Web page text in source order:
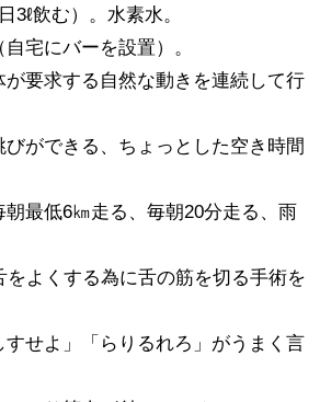
3ℓ飲む）。水素水。
宅にバーを設置）。
要求する自然な動きを連続して行
ができる、ちょっとした空き時間
最低6㎞走る、毎朝20分走る、雨
をよくする為に舌の筋を切る手術を
せよ」「らりるれろ」がうまく言